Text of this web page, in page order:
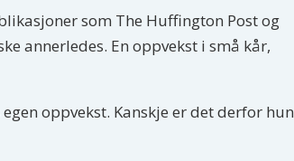
som The Huffington Post og
annerledes. En oppvekst i små kår,
oppvekst. Kanskje er det derfor hun